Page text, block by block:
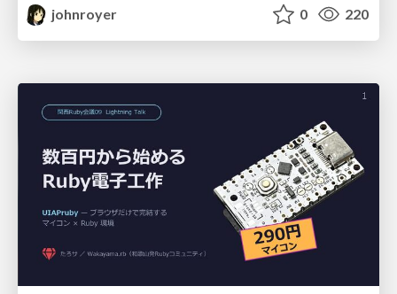
johnroyer
0 220